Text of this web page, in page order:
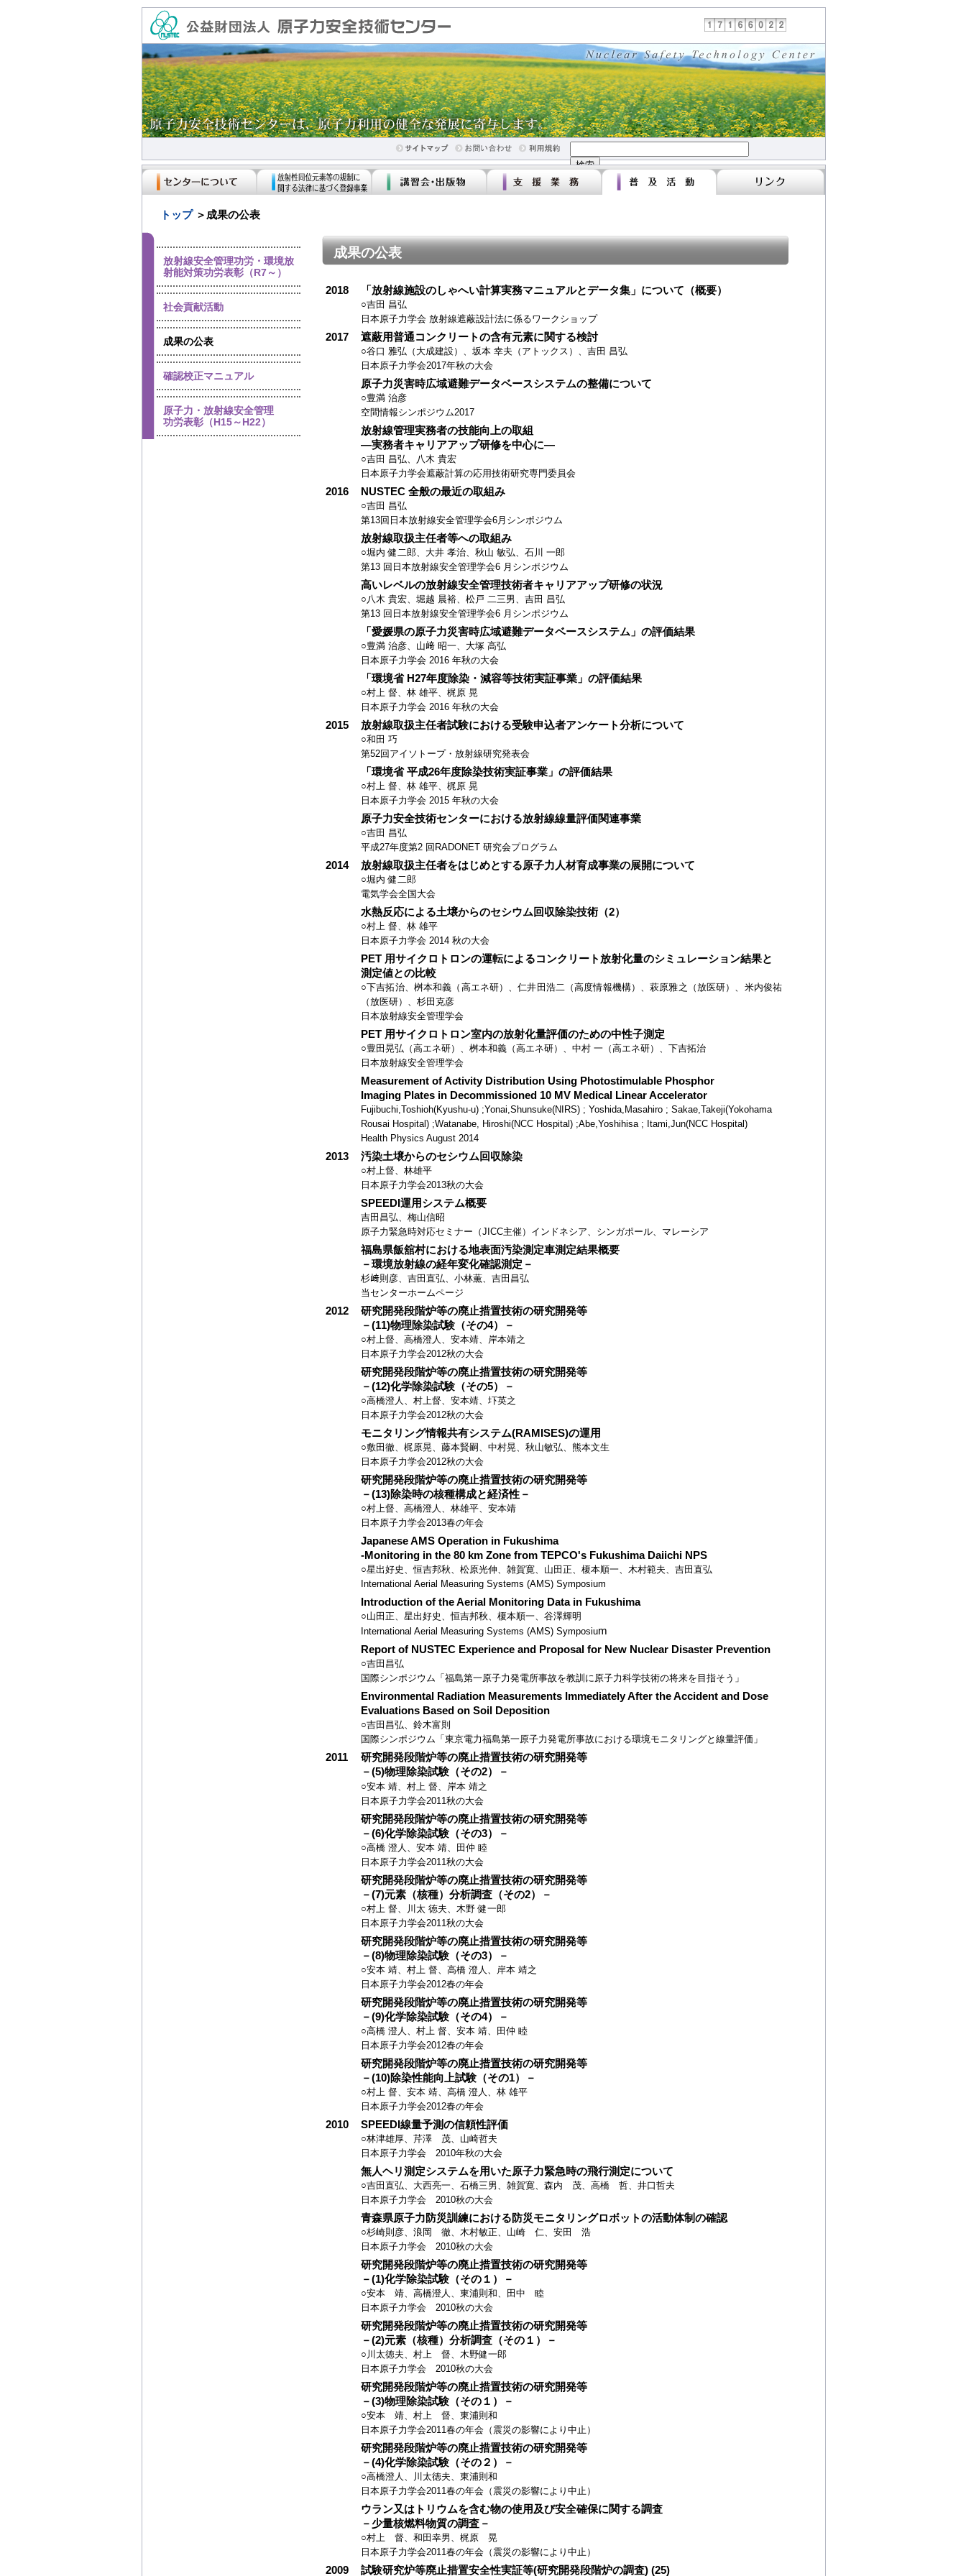
トップ＞成果の公表
放射線安全管理功労・環境放
射能対策功労表彰（R7～）
社会貢献活動
成果の公表
確認校正マニュアル
原子力・放射線安全管理
功労表彰（H15～H22）
成果の公表
2018 「放射線施設のしゃへい計算実務マニュアルとデータ集」について（概要）
○吉田 昌弘
日本原子力学会 放射線遮蔽設計法に係るワークショップ
2017 遮蔽用普通コンクリートの含有元素に関する検討
○谷口 雅弘（大成建設）、坂本 幸夫（アトックス）、吉田 昌弘
日本原子力学会2017年秋の大会
原子力災害時広域避難データベースシステムの整備について
○豊満 治彦
空間情報シンポジウム2017
放射線管理実務者の技能向上の取組
―実務者キャリアアップ研修を中心に―
○吉田 昌弘、八木 貴宏
日本原子力学会遮蔽計算の応用技術研究専門委員会
2016 NUSTEC 全般の最近の取組み
○吉田 昌弘
第13回日本放射線安全管理学会6月シンポジウム
放射線取扱主任者等への取組み
○堀内 健二郎、大井 孝治、秋山 敏弘、石川 一郎
第13 回日本放射線安全管理学会6 月シンポジウム
高いレベルの放射線安全管理技術者キャリアアップ研修の状況
○八木 貴宏、堀越 晨裕、松戸 二三男、吉田 昌弘
第13 回日本放射線安全管理学会6 月シンポジウム
「愛媛県の原子力災害時広域避難データベースシステム」の評価結果
○豊満 治彦、山﨑 昭一、大塚 高弘
日本原子力学会 2016 年秋の大会
「環境省 H27年度除染・減容等技術実証事業」の評価結果
○村上 督、林 雄平、梶原 晃
日本原子力学会 2016 年秋の大会
2015 放射線取扱主任者試験における受験申込者アンケート分析について
○和田 巧
第52回アイソトープ・放射線研究発表会
「環境省 平成26年度除染技術実証事業」の評価結果
○村上 督、林 雄平、梶原 晃
日本原子力学会 2015 年秋の大会
原子力安全技術センターにおける放射線線量評価関連事業
○吉田 昌弘
平成27年度第2 回RADONET 研究会プログラム
2014 放射線取扱主任者をはじめとする原子力人材育成事業の展開について
○堀内 健二郎
電気学会全国大会
水熱反応による土壌からのセシウム回収除染技術（2）
○村上 督、林 雄平
日本原子力学会 2014 秋の大会
PET 用サイクロトロンの運転によるコンクリート放射化量のシミュレーション結果と
測定値との比較
○下吉拓治、桝本和義（高エネ研）、仁井田浩二（高度情報機構）、萩原雅之（放医研）、米内俊祐
（放医研）、杉田克彦
日本放射線安全管理学会
PET 用サイクロトロン室内の放射化量評価のための中性子測定
○豊田晃弘（高エネ研）、桝本和義（高エネ研）、中村 一（高エネ研）、下吉拓治
日本放射線安全管理学会
Measurement of Activity Distribution Using Photostimulable Phosphor
Imaging Plates in Decommissioned 10 MV Medical Linear Accelerator
Fujibuchi,Toshioh(Kyushu-u) ;Yonai,Shunsuke(NIRS) ; Yoshida,Masahiro ; Sakae,Takeji(Yokohama
Rousai Hospital) ;Watanabe, Hiroshi(NCC Hospital) ;Abe,Yoshihisa ; Itami,Jun(NCC Hospital)
Health Physics August 2014
2013 汚染土壌からのセシウム回収除染
○村上督、林雄平
日本原子力学会2013秋の大会
SPEEDI運用システム概要
吉田昌弘、梅山信昭
原子力緊急時対応セミナー（JICC主催）インドネシア、シンガポール、マレーシア
福島県飯舘村における地表面汚染測定車測定結果概要
－環境放射線の経年変化確認測定－
杉﨑則彦、吉田直弘、小林薫、吉田昌弘
当センターホームページ
2012
研究開発段階炉等の廃止措置技術の研究開発等
－(11)物理除染試験（その4）－
○村上督、高橋澄人、安本靖、岸本靖之
日本原子力学会2012秋の大会
研究開発段階炉等の廃止措置技術の研究開発等
－(12)化学除染試験（その5）－
○高橋澄人、村上督、安本靖、圷英之
日本原子力学会2012秋の大会
モニタリング情報共有システム(RAMISES)の運用
○敷田徹、梶原晃、藤本賢嗣、中村晃、秋山敏弘、熊本文生
日本原子力学会2012秋の大会
研究開発段階炉等の廃止措置技術の研究開発等
－(13)除染時の核種構成と経済性－
○村上督、高橋澄人、林雄平、安本靖
日本原子力学会2013春の年会
Japanese AMS Operation in Fukushima
‐Monitoring in the 80 km Zone from TEPCO's Fukushima Daiichi NPS
○星出好史、恒吉邦秋、松原光伸、雑賀寛、山田正、榎本順一、木村範夫、吉田直弘
International Aerial Measuring Systems (AMS) Symposium
Introduction of the Aerial Monitoring Data in Fukushima
○山田正、星出好史、恒吉邦秋、榎本順一、谷澤輝明
International Aerial Measuring Systems (AMS) Symposium
Report of NUSTEC Experience and Proposal for New Nuclear Disaster Prevention
○吉田昌弘
国際シンポジウム「福島第一原子力発電所事故を教訓に原子力科学技術の将来を目指そう」
Environmental Radiation Measurements Immediately After the Accident and Dose
Evaluations Based on Soil Deposition
○吉田昌弘、鈴木富則
国際シンポジウム「東京電力福島第一原子力発電所事故における環境モニタリングと線量評価」
2011
研究開発段階炉等の廃止措置技術の研究開発等
－(5)物理除染試験（その2）－
○安本 靖、村上 督、岸本 靖之
日本原子力学会2011秋の大会
研究開発段階炉等の廃止措置技術の研究開発等
－(6)化学除染試験（その3）－
○高橋 澄人、安本 靖、田仲 睦
日本原子力学会2011秋の大会
研究開発段階炉等の廃止措置技術の研究開発等
－(7)元素（核種）分析調査（その2）－
○村上 督、川太 徳夫、木野 健一郎
日本原子力学会2011秋の大会
研究開発段階炉等の廃止措置技術の研究開発等
－(8)物理除染試験（その3）－
○安本 靖、村上 督、高橋 澄人、岸本 靖之
日本原子力学会2012春の年会
研究開発段階炉等の廃止措置技術の研究開発等
－(9)化学除染試験（その4）－
○高橋 澄人、村上 督、安本 靖、田仲 睦
日本原子力学会2012春の年会
研究開発段階炉等の廃止措置技術の研究開発等
－(10)除染性能向上試験（その1）－
○村上 督、安本 靖、高橋 澄人、林 雄平
日本原子力学会2012春の年会
2010 SPEEDI線量予測の信頼性評価
○林津雄厚、芹澤 茂、山崎哲夫
日本原子力学会 2010年秋の大会
無人ヘリ測定システムを用いた原子力緊急時の飛行測定について
○吉田直弘、大西亮一、石橋三男、雑賀寛、森内 茂、高橋 哲、井口哲夫
日本原子力学会 2010秋の大会
青森県原子力防災訓練における防災モニタリングロボットの活動体制の確認
○杉崎則彦、浪岡 徹、木村敏正、山崎 仁、安田 浩
日本原子力学会 2010秋の大会
研究開発段階炉等の廃止措置技術の研究開発等
－(1)化学除染試験（その１）－
○安本 靖、高橋澄人、東浦則和、田中 睦
日本原子力学会 2010秋の大会
研究開発段階炉等の廃止措置技術の研究開発等
－(2)元素（核種）分析調査（その１）－
○川太徳夫、村上 督、木野健一郎
日本原子力学会 2010秋の大会
研究開発段階炉等の廃止措置技術の研究開発等
－(3)物理除染試験（その１）－
○安本 靖、村上 督、東浦則和
日本原子力学会2011春の年会（震災の影響により中止）
研究開発段階炉等の廃止措置技術の研究開発等
－(4)化学除染試験（その２）－
○高橋澄人、川太徳夫、東浦則和
日本原子力学会2011春の年会（震災の影響により中止）
ウラン又はトリウムを含む物の使用及び安全確保に関する調査
－少量核燃料物質の調査－
○村上 督、和田幸男、梶原 晃
日本原子力学会2011春の年会（震災の影響により中止）
2009 試験研究炉等廃止措置安全性実証等(研究開発段階炉の調査) (25)